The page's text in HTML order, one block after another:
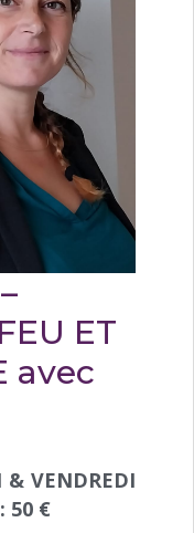
ET
avec
& VENDREDI
50 €